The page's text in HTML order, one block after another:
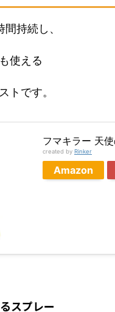
持続し、
使える
トです。
フマキラー 天
created by Rinker
Amazon
スプレー